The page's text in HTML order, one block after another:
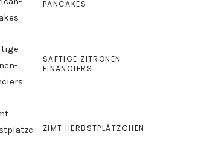
PANCAKES
SAFTIGE ZITRONEN-
FINANCIERS
ZIMT HERBSTPLÄTZCHEN